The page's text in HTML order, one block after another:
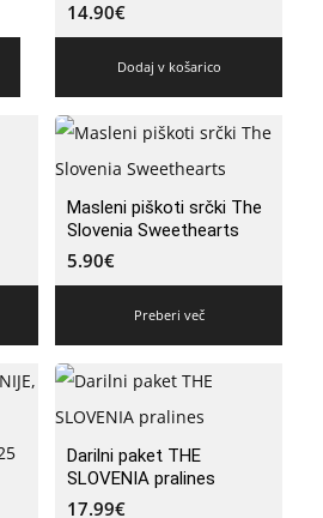
14.90€
Dodaj v košarico
Masleni piškoti srčki The
Slovenia Sweethearts
5.90€
Preberi več
Darilni paket THE
SLOVENIA pralines
17.99€